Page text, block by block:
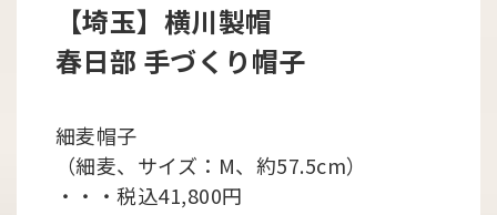
【埼玉】横川製帽
春日部 手づくり帽子
細麦帽子
（細麦、サイズ：M、約57.5cm）
・・・税込41,800円